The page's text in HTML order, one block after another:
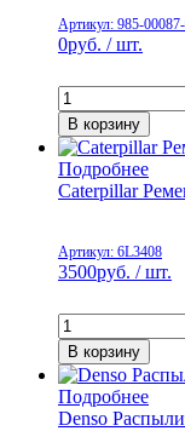
Артикул: 985-
0руб. / шт.
В корзину
Подробнее
Caterpillar
Артикул: 6L3408
3500руб. / шт.
В корзину
Подробнее
Denso